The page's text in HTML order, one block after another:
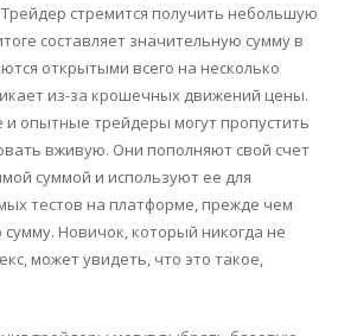
стремится получить небольшую
составляет значительную сумму в
открытыми всего на несколько
из-за крошечных движений цены.
опытные трейдеры могут пропустить
вживую. Они пополняют свой счет
суммой и используют ее для
тестов на платформе, прежде чем
Новичок, который никогда не
может увидеть, что это такое,